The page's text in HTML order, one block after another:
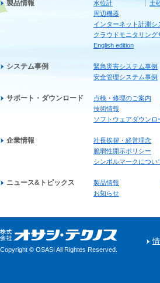
製品情報 水位計 土
周辺機器
インターネット計測シ
クラウドモニタリング
English edition
システム事例
緊急災害システム事例
安全管理システム事例
サポート・ダウンロード 点検・修理のご案内
技術情報
ソフトウェアダウンロ
企業情報 社長挨拶・経営理念
脆弱性開示ポリシー
シンボルマークについ
ニュース&トピックス 製品情報
お知らせ
Copyright © OSASI All Rightes Reserved.